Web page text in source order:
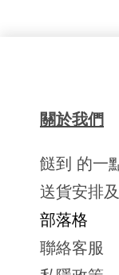
關於我們
餸到 的一
送貨安排
部落格
聯絡客服